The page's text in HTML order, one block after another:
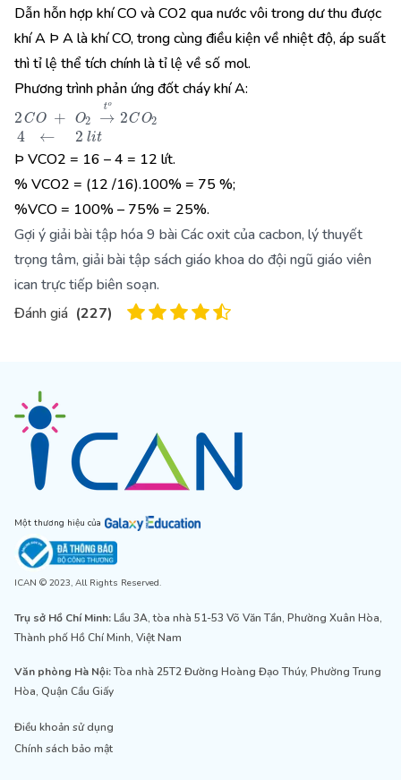
Dẫn hỗn hợp khí CO và CO2 qua nước vôi trong dư thu được
khí A Þ A là khí CO, trong cùng điều kiện về nhiệt độ, áp suất
thì tỉ lệ thể tích chính là tỉ lệ về số mol.
Phương trình phản ứng đốt cháy khí A:
2CO + O2 → o2CO
Þ VCO2 = 16 – 4 = 12 lít.
% VCO2 = (12 /16).100% = 75 %;
%VCO = 100% – 75% = 25%.
Gợi ý giải bài tập hóa 9 bài Các oxit của cacbon, lý thuyết
trọng tâm, giải bài tập sách giáo khoa do đội ngũ giáo viên
ican trực tiếp biên soạn.
Đánh giá (227)
Một thương hiệu của
ICAN © 2023, All Rights Reserved.
Trụ sở Hồ Chí Minh:Lầu 3A, tòa nhà 51-53 Võ Văn Tần, Phường Xuân Hòa,
Thành phố Hồ Chí Minh, Việt Nam
Văn phòng Hà Nội:Tòa nhà 25T2 Đường Hoàng Đạo Thúy, Phường Trung
Hòa, Quận Cầu Giấy
Điều khoản sử dụng
Chính sách bảo mật